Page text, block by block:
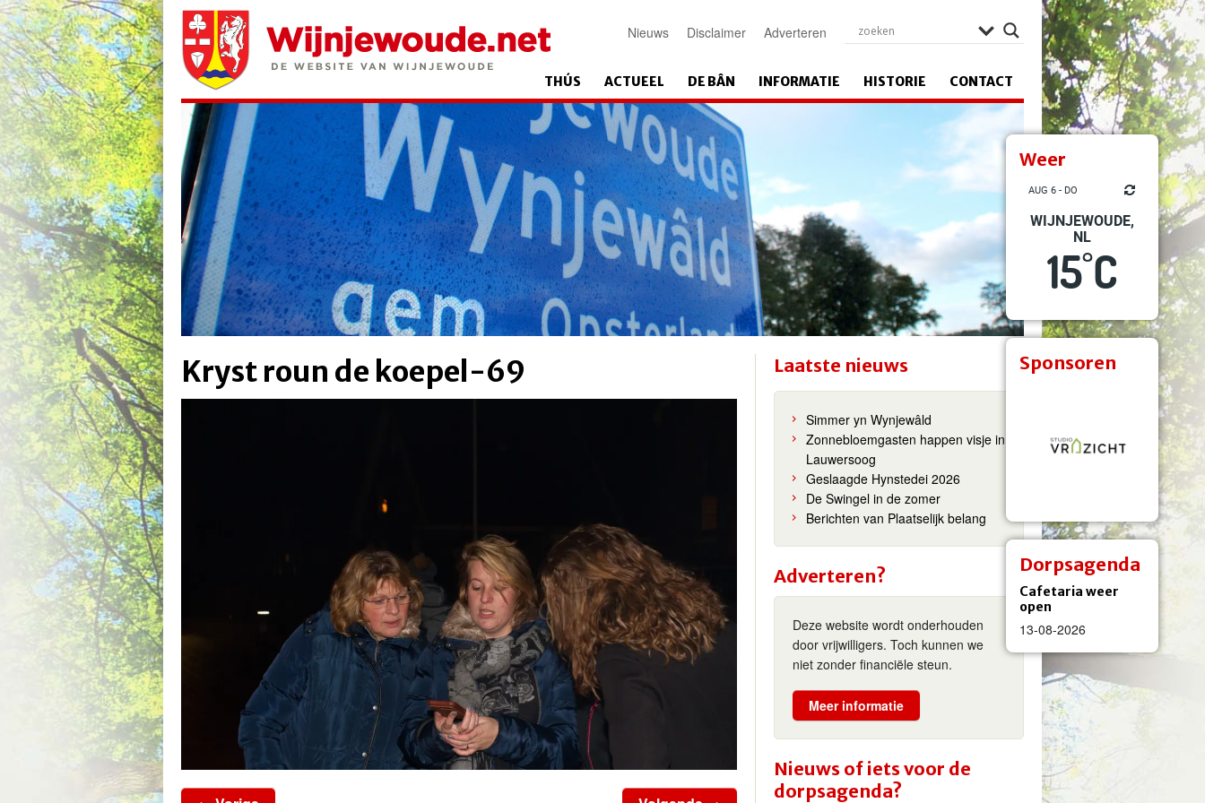
Weer
AUG 6 - DO
WIJNJEWOUDE,
NL
15°C
Sponsoren
Dorpsagenda
Cafetaria weer
open
13-08-2026
Nieuws Disclaimer Adverteren
THÚS ACTUEEL DE BÂN INFORMATIE HISTORIE CONTACT
Kryst roun de koepel-69 Laatste nieuws
Simmer yn Wynjewâld
Zonnebloemgasten happen visje in
Lauwersoog
Geslaagde Hynstedei 2026
De Swingel in de zomer
Berichten van Plaatselijk belang
Adverteren?
Deze website wordt onderhouden
door vrijwilligers. Toch kunnen we
niet zonder financiële steun.
Meer informatie
Nieuws of iets voor de
dorpsagenda?